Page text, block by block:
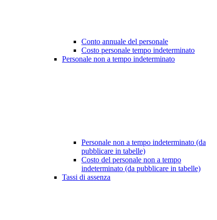
Conto annuale del personale
Costo personale tempo indeterminato
Personale non a tempo indeterminato
Personale non a tempo indeterminato (da
pubblicare in tabelle)
Costo del personale non a tempo
indeterminato (da pubblicare in tabelle)
Tassi di assenza